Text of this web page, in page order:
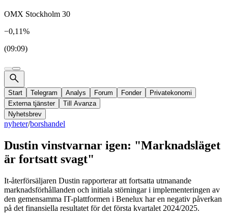
OMX Stockholm 30
−0,11%
(09:09)
Start Telegram Analys Forum Fonder
Privatekonomi
Externa tjänster
Till Avanza
Nyhetsbrev
nyheter/borshandel
Dustin vinstvarnar igen: "Marknadsläget
är fortsatt svagt"
It-återförsäljaren Dustin rapporterar att fortsatta utmanande
marknadsförhållanden och initiala störningar i implementeringen av
den gemensamma IT-plattformen i Benelux har en negativ påverkan
på det finansiella resultatet för det första kvartalet 2024/2025.